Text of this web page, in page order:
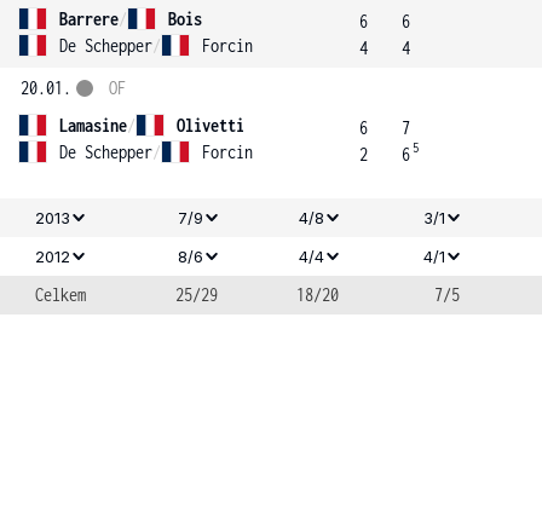
Barrere/
Bois
De Schepper/ Forcin
6
4
6
4
20.01.
Lamasine/
Olivetti
De Schepper/ Forcin
OF
6
2
7
6 5
2013 7/9 4/8
3/1
2012
8/6 4/4 4/1
Celkem 25/29 18/20 7/5